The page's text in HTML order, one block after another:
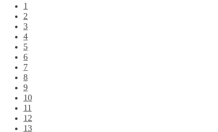
1
2
3
4
5
6
7
8
9
10
11
12
13